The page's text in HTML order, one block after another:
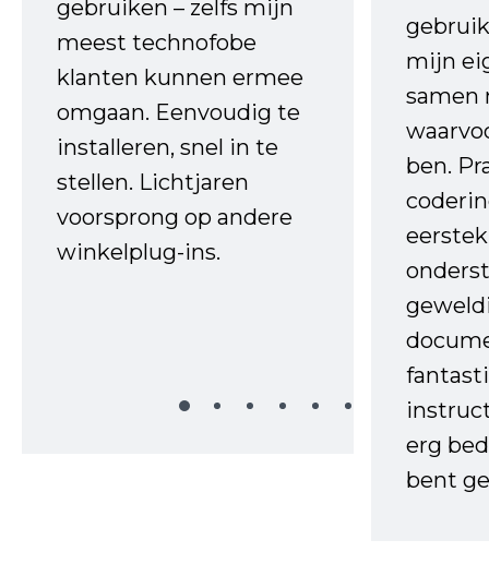
gebruiken – zelfs mijn
meest technofobe
klanten kunnen ermee
omgaan. Eenvoudig te
installeren, snel in te
stellen. Lichtjaren
voorsprong op andere
winkelplug-ins.
mijn
samen
ben.
erg
bent